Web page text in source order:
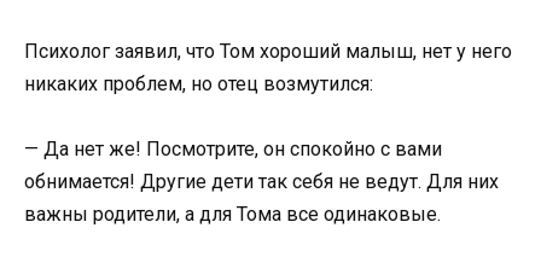
Психолог заявил, что Том хороший малыш, нет у него
никаких проблем, но отец возмутился:
— Да нет же! Посмотрите, он спокойно с вами
обнимается! Другие дети так себя не ведут. Для них
важны родители, а для Тома все одинаковые.